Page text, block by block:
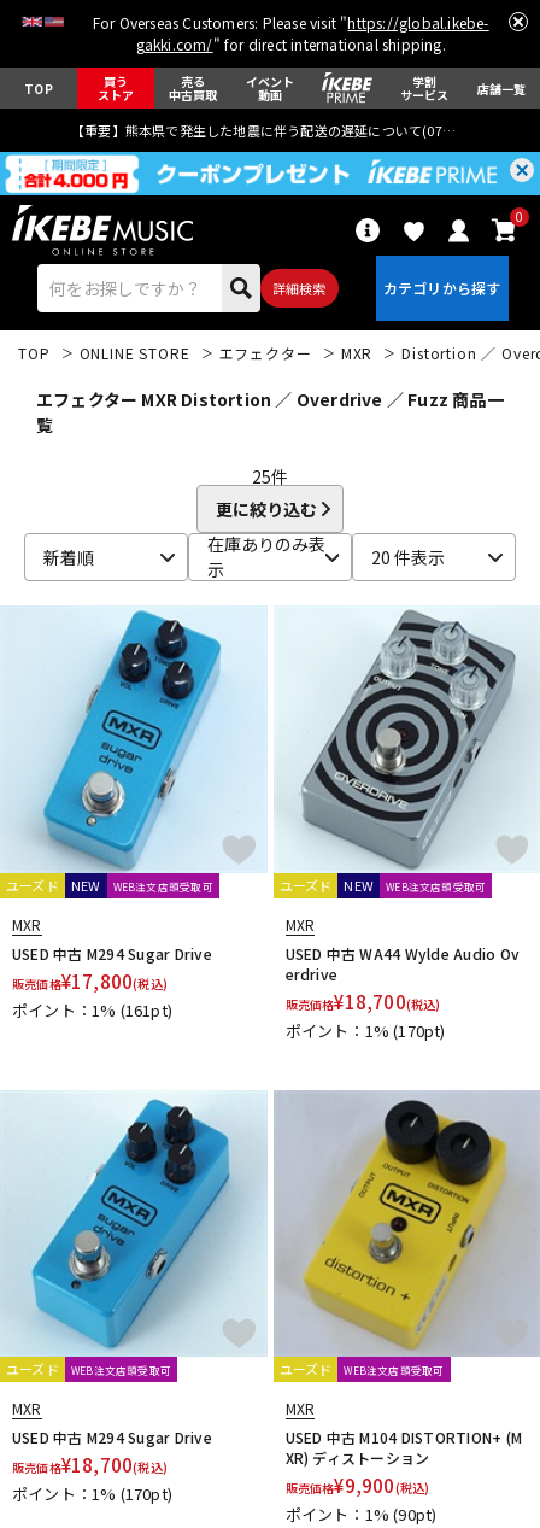
For Overseas Customers: Please visit "https://global.ikebe-
gakki.com/" for direct international shipping.
TOP 買う
ストア
売る
中古買取
イベント
動画
学割
サービス 店舗一覧
【重要】熊本県で発生した地震に伴う配送の遅延について(07月29日
詳細検索
0
ベース ウクレレ
ドラム パーカッション
キーボード 電子ピアノ
管楽器 その他楽器
DJ機器 DTM
DTM オンライン納品 レコーディング機器
配信/ライブ機器 楽器アクセサリ
中古 ヴィンテージ
TOP ONLINE STORE エフェクター MXR Distortion ／
エフェクター MXR Distortion ／ Overdrive ／ Fuzz 商品一
覧
25件
更に絞り込む
新着順
在庫ありのみ表
示
20 件表示
ユーズド NEW WEB注文店頭受取可
MXR
USED 中古 M294 Sugar Drive
販売価格¥17,800(税込)
ポイント：1% (161pt)
ユーズド NEW WEB注文店頭受取可
MXR
USED 中古 WA44 Wylde Audio Ov
erdrive
販売価格¥18,700(税込)
ポイント：1%(170pt)
ユーズド WEB注文店頭受取可
MXR
USED 中古 M294 Sugar Drive
販売価格¥18,700(税込)
ポイント：1% (170pt)
ユーズド WEB注文店頭受取可
MXR
USED 中古 M104 DISTORTION+ (M
XR) ディストーション
販売価格¥9,900(税込)
ポイント：1%(90pt)